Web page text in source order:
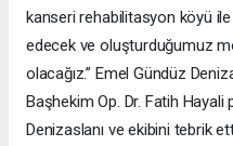
kanseri rehabilitasyon köyü ile
edecek ve oluşturduğumuz
olacağız.” Emel Gündüz
Başhekim Op. Dr. Fatih
Denizaslanı ve ekibini tebrik